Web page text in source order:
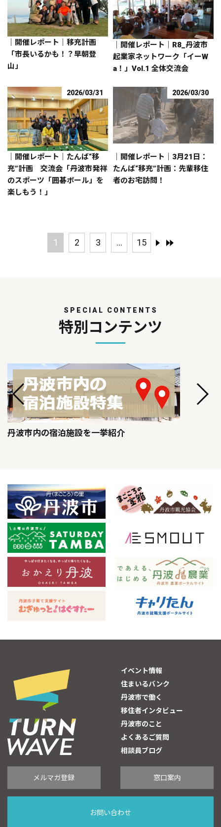
｜開催レポート｜移充計画
「市長いるかも！？早朝登
山」
｜開催レポート｜R8_丹波市
起業家ネットワーク「イーW
a！」Vol.1 全体交流会
2026/03/31
｜開催レポート｜たんば“移
充”計画 交流会「丹波市発祥
のスポーツ「囲碁ボール」を
楽しもう！」
2026/03/30
｜開催レポート｜3月21日：
たんば“移充”計画：先輩移住
者のお宅訪問！
1 2 3 ... 15
SPECIAL CONTENTS
特別コンテンツ
丹波市内の宿泊施設を一挙紹介
イベント情報
住まいるバンク
丹波市で働く
移住者インタビュー
丹波市のこと
よくあるご質問
相談員ブログ
メルマガ登録 窓口案内
お問い合わせ